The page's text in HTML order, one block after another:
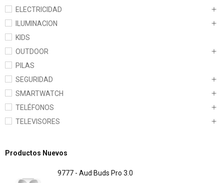
ELECTRICIDAD
ILUMINACION
KIDS
OUTDOOR
PILAS
SEGURIDAD
SMARTWATCH
TELÉFONOS
TELEVISORES
Productos Nuevos
9777 - Aud·Buds Pro 3.0